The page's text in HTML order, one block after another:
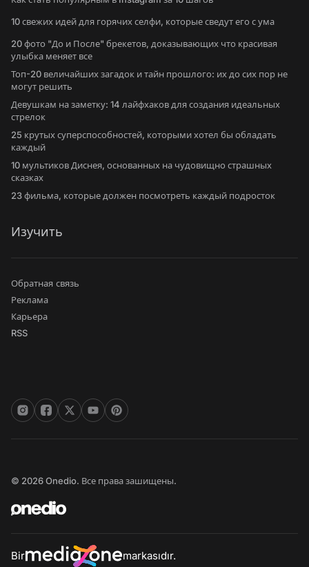
10 свежих идей для горячих селфи, которые сведут его с ума
20 фото "До и После" брекетов, доказывающих что красивая
улыбка меняет все
Топ-20 величайших загадок и тайн прошлого: их до сих пор не
могут решить
Девушкам на заметку: 14 лайфхаков для создания идеальных
стрелок
25 крутых суперспособностей, которыми хотел бы обладать
каждый
10 мультиков Диснея, основанных на чудовищно страшных
сказках
23 фильма, которые должен посмотреть каждый подросток
Изучить
Обратная связь
Реклама
Карьера
RSS
© 2026 Onedio. Все права зашищены.
Bir markasıdır.